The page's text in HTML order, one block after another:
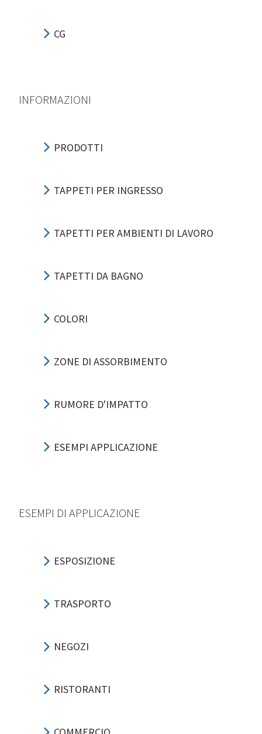
CG
INFORMAZIONI
PRODOTTI
TAPPETI PER INGRESSO
TAPETTI PER AMBIENTI DI LAVORO
TAPETTI DA BAGNO
COLORI
ZONE DI ASSORBIMENTO
RUMORE D'IMPATTO
ESEMPI APPLICAZIONE
ESEMPI DI APPLICAZIONE
ESPOSIZIONE
TRASPORTO
NEGOZI
RISTORANTI